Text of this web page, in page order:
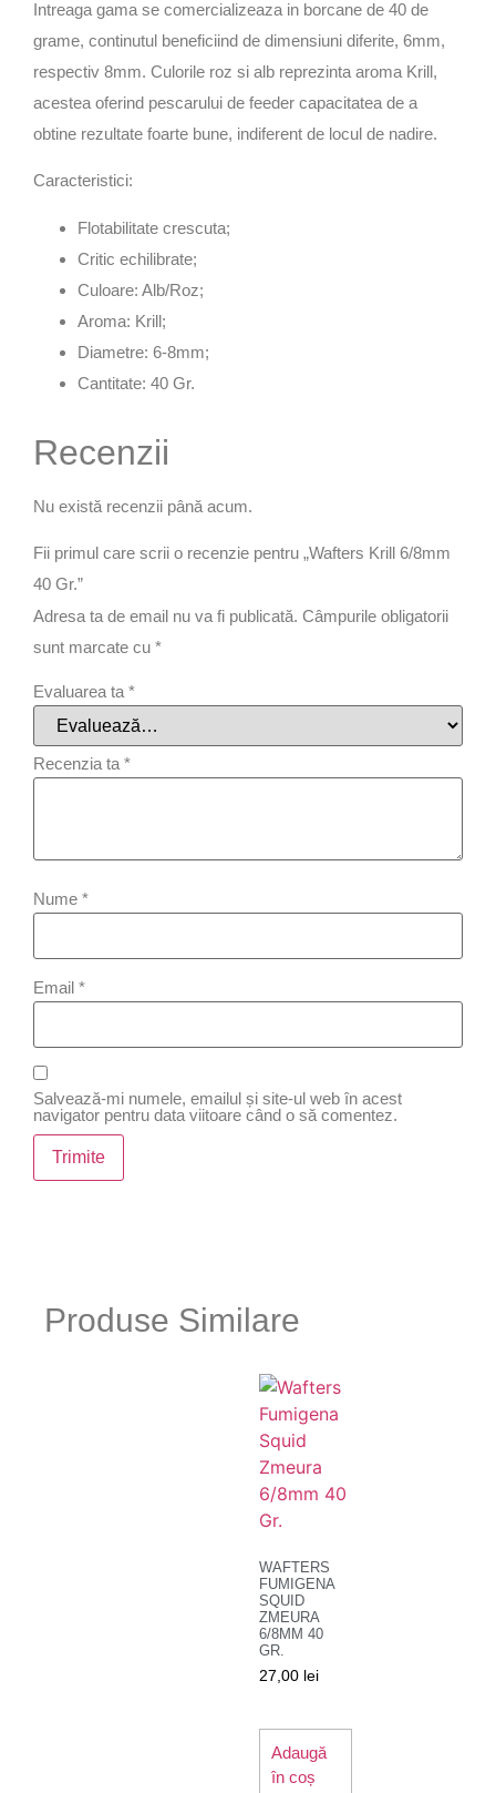
Intreaga gama se comercializeaza in borcane de 40 de
grame, continutul beneficiind de dimensiuni diferite, 6mm,
respectiv 8mm. Culorile roz si alb reprezinta aroma Krill,
acestea oferind pescarului de feeder capacitatea de a
obtine rezultate foarte bune, indiferent de locul de nadire.
Caracteristici:
Flotabilitate crescuta;
Critic echilibrate;
Culoare: Alb/Roz;
Aroma: Krill;
Diametre: 6-8mm;
Cantitate: 40 Gr.
Recenzii
Nu există recenzii până acum.
Fii primul care scrii o recenzie pentru „Wafters Krill 6/8mm
40 Gr.”
Adresa ta de email nu va fi publicată. Câmpurile obligatorii
sunt marcate cu *
Evaluarea ta *
Recenzia ta *
Nume *
Email *
Salvează-mi numele, emailul și site-ul web în acest
navigator pentru data viitoare când o să comentez.
Produse Similare
WAFTERS
FUMIGENA
SQUID
ZMEURA
6/8MM 40
GR.
27,00 lei
Adaugă
în coș